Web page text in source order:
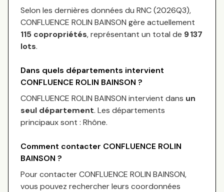
Selon les dernières données du RNC (2026Q3),
CONFLUENCE ROLIN BAINSON gère actuellement
115 copropriétés, représentant un total de 9 137
lots.
Dans quels départements intervient
CONFLUENCE ROLIN BAINSON ?
CONFLUENCE ROLIN BAINSON intervient dans un
seul département. Les départements
principaux sont : Rhône.
Comment contacter CONFLUENCE ROLIN
BAINSON ?
Pour contacterCONFLUENCE ROLIN BAINSON,
vous pouvez rechercher leurs coordonnées